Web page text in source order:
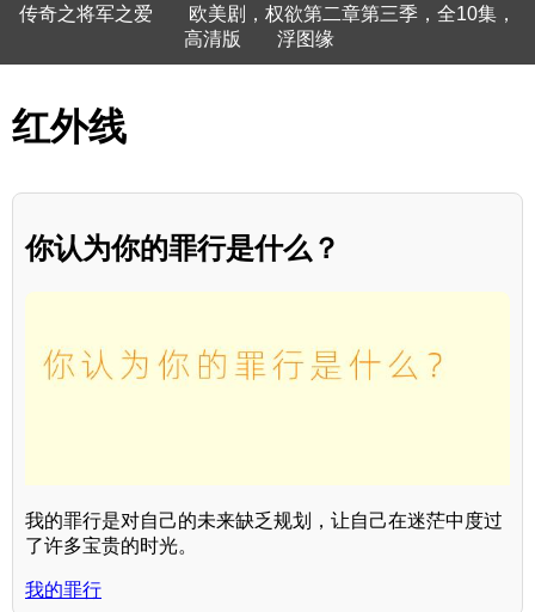
传奇之将军之爱
欧美剧，权欲第二章第三季，全10集，
高清版
浮图缘
红外线
你认为你的罪行是什么？
我的罪行是对自己的未来缺乏规划，让自己在迷茫中度过
了许多宝贵的时光。
我的罪行